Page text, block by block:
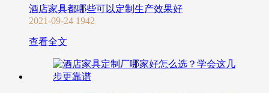
酒店家具都哪些可以定制生产效果好
2021-09-24 1942
查看全文